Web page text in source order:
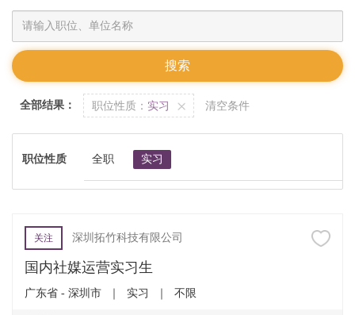
全部结果： 职位性质： 实习 清空条件
职位性质 全职 实习
关注 深圳拓竹科技有限公司
国内社媒运营实习生
广东省 - 深圳市 实习 不限